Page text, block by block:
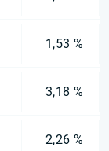
1,53 %
3,18 %
2,26 %